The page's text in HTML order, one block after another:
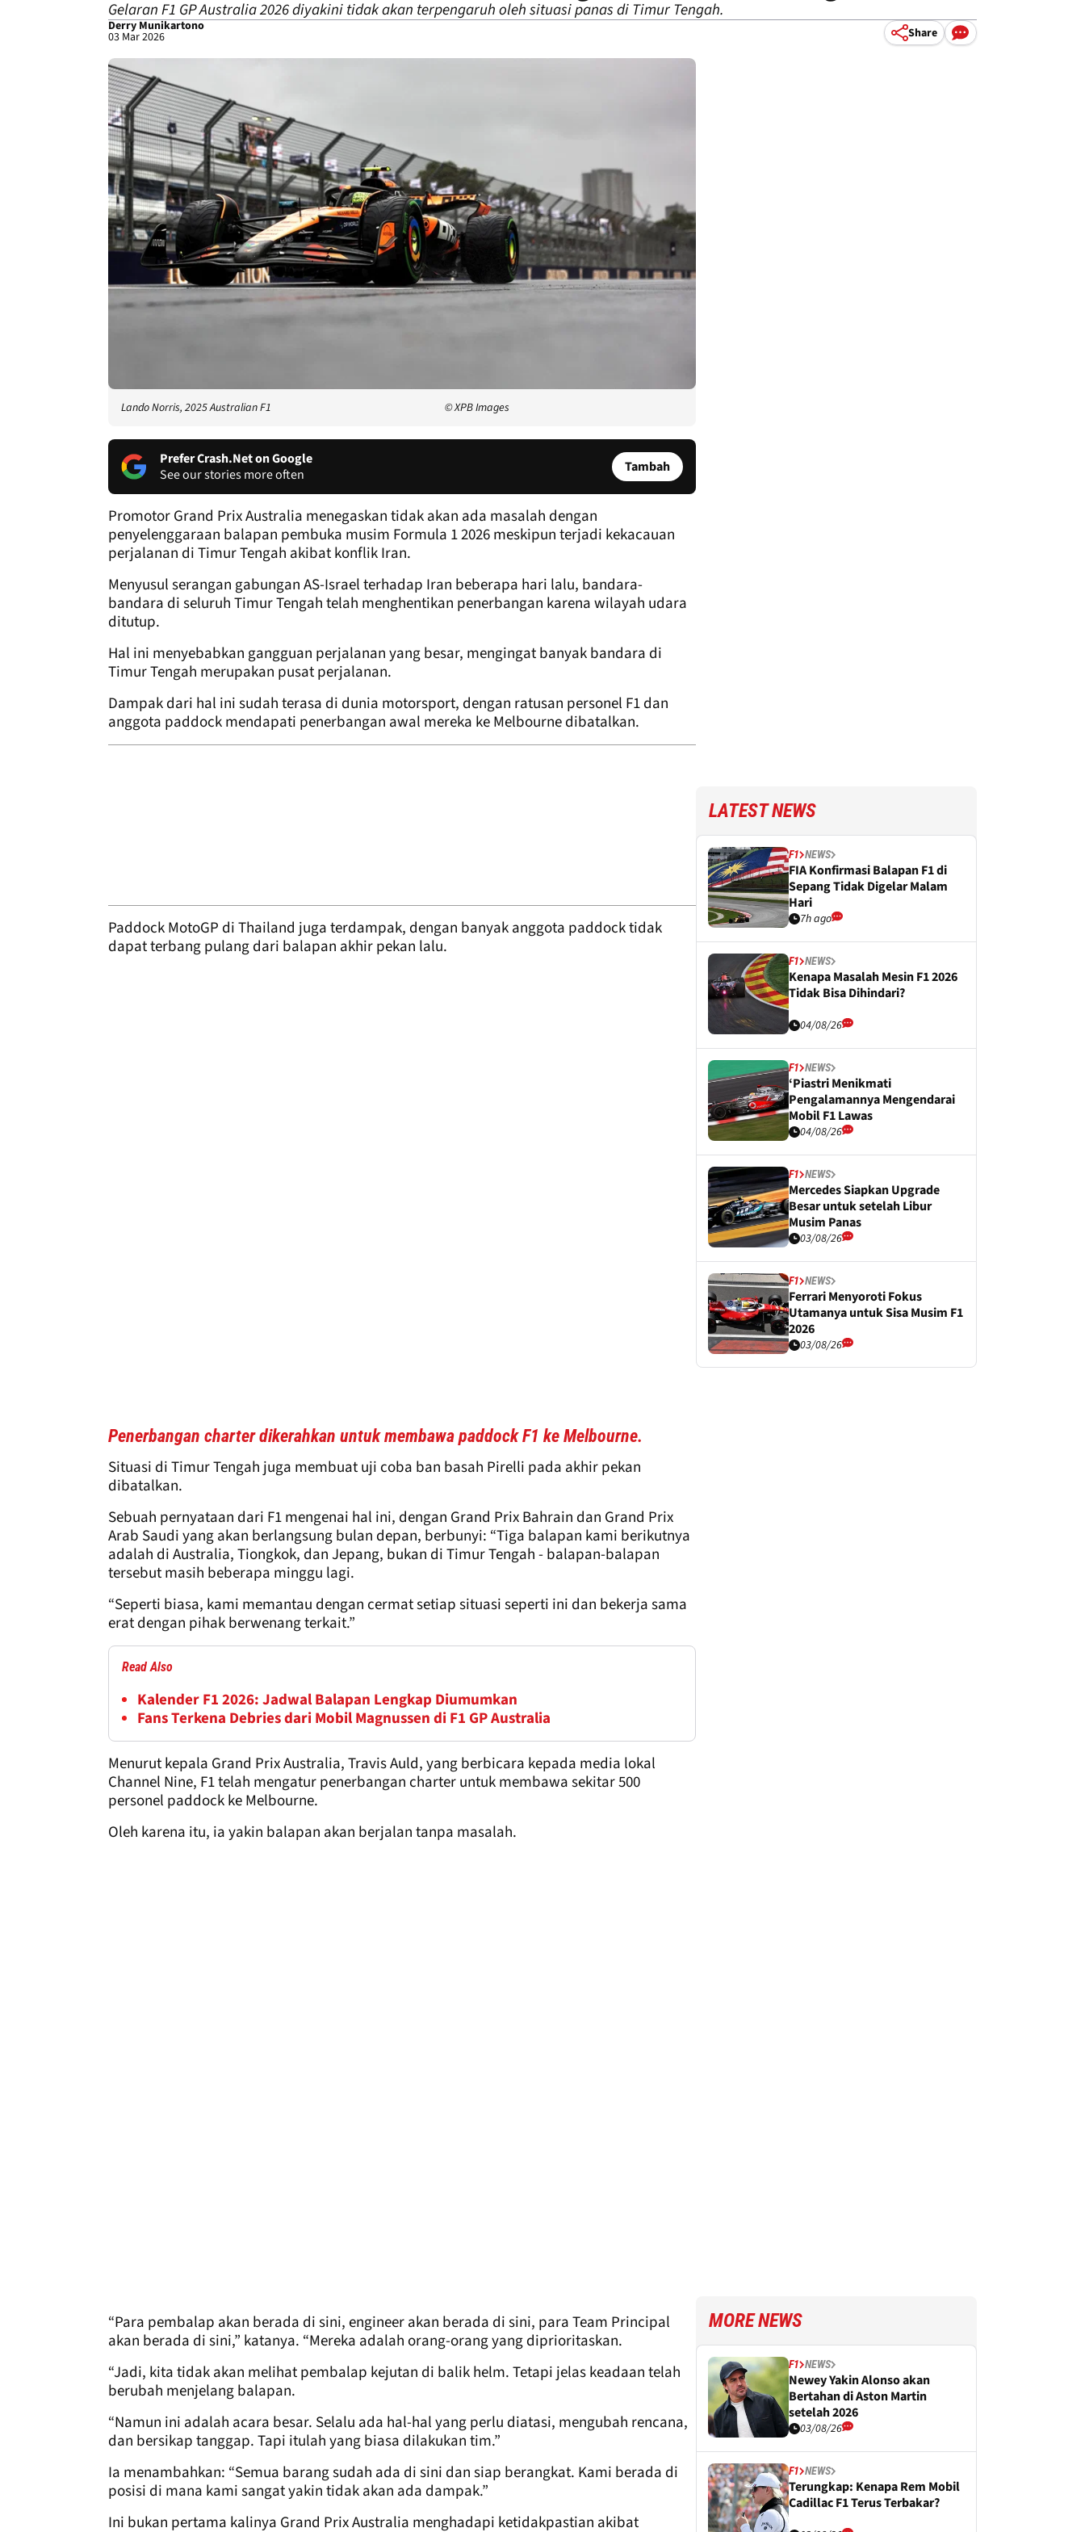
Gelaran F1 GP Australia 2026 diyakini tidak akan terpengaruh oleh situasi panas di Timur Tengah.
Derry Munikartono
03 Mar 2026 Share
Lando Norris, 2025 Australian F1 © XPB Images
Prefer Crash.Net on Google
See our stories more often
Tambah
Promotor Grand Prix Australia menegaskan tidak akan ada masalah dengan
penyelenggaraan balapan pembuka musim Formula 1 2026 meskipun terjadi kekacauan
perjalanan di Timur Tengah akibat konflik Iran.
Menyusul serangan gabungan AS-Israel terhadap Iran beberapa hari lalu, bandara-
bandara di seluruh Timur Tengah telah menghentikan penerbangan karena wilayah udara
ditutup.
Hal ini menyebabkan gangguan perjalanan yang besar, mengingat banyak bandara di
Timur Tengah merupakan pusat perjalanan.
Dampak dari hal ini sudah terasa di dunia motorsport, dengan ratusan personel F1 dan
anggota paddock mendapati penerbangan awal mereka ke Melbourne dibatalkan.
Paddock MotoGP di Thailand juga terdampak, dengan banyak anggota paddock tidak
dapat terbang pulang dari balapan akhir pekan lalu.
Penerbangan charter dikerahkan untuk membawa paddock F1 ke Melbourne.
Situasi di Timur Tengah juga membuat uji coba ban basah Pirelli pada akhir pekan
dibatalkan.
Sebuah pernyataan dari F1 mengenai hal ini, dengan Grand Prix Bahrain dan Grand Prix
Arab Saudi yang akan berlangsung bulan depan, berbunyi: “Tiga balapan kami berikutnya
adalah di Australia, Tiongkok, dan Jepang, bukan di Timur Tengah - balapan-balapan
tersebut masih beberapa minggu lagi.
“Seperti biasa, kami memantau dengan cermat setiap situasi seperti ini dan bekerja sama
erat dengan pihak berwenang terkait.”
Read Also
Kalender F1 2026: Jadwal Balapan Lengkap Diumumkan
Fans Terkena Debries dari Mobil Magnussen di F1 GP Australia
Menurut kepala Grand Prix Australia, Travis Auld, yang berbicara kepada media lokal
Channel Nine, F1 telah mengatur penerbangan charter untuk membawa sekitar 500
personel paddock ke Melbourne.
Oleh karena itu, ia yakin balapan akan berjalan tanpa masalah.
“Para pembalap akan berada di sini, engineer akan berada di sini, para Team Principal
akan berada di sini,” katanya. “Mereka adalah orang-orang yang diprioritaskan.
“Jadi, kita tidak akan melihat pembalap kejutan di balik helm. Tetapi jelas keadaan telah
berubah menjelang balapan.
“Namun ini adalah acara besar. Selalu ada hal-hal yang perlu diatasi, mengubah rencana,
dan bersikap tanggap. Tapi itulah yang biasa dilakukan tim.”
Ia menambahkan: “Semua barang sudah ada di sini dan siap berangkat. Kami berada di
posisi di mana kami sangat yakin tidak akan ada dampak.”
Ini bukan pertama kalinya Grand Prix Australia menghadapi ketidakpastian akibat
LATEST NEWS
F1 NEWS
FIA Konfirmasi Balapan F1 di
Sepang Tidak Digelar Malam
Hari
7h ago
F1 NEWS
Kenapa Masalah Mesin F1 2026
Tidak Bisa Dihindari?
04/08/26
F1 NEWS
‘Piastri Menikmati
Pengalamannya Mengendarai
Mobil F1 Lawas
04/08/26
F1 NEWS
Mercedes Siapkan Upgrade
Besar untuk setelah Libur
Musim Panas
03/08/26
F1 NEWS
Ferrari Menyoroti Fokus
Utamanya untuk Sisa Musim F1
2026
03/08/26
MORE NEWS
F1 NEWS
Newey Yakin Alonso akan
Bertahan di Aston Martin
setelah 2026
03/08/26
F1 NEWS
Terungkap: Kenapa Rem Mobil
Cadillac F1 Terus Terbakar?